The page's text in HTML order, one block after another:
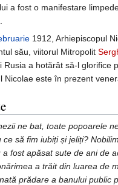
a fost o manifestare
1912, Arhiepiscopul
său, viitorul Mitropolit
Rusia a hotărât să-l glorifice
Nicolae este în prezent
ne bat, toate popoarele
ce să fim iubiți și jeliți?
a fost apăsat sute de ani de
a trăit din luarea de
prădare a banului public